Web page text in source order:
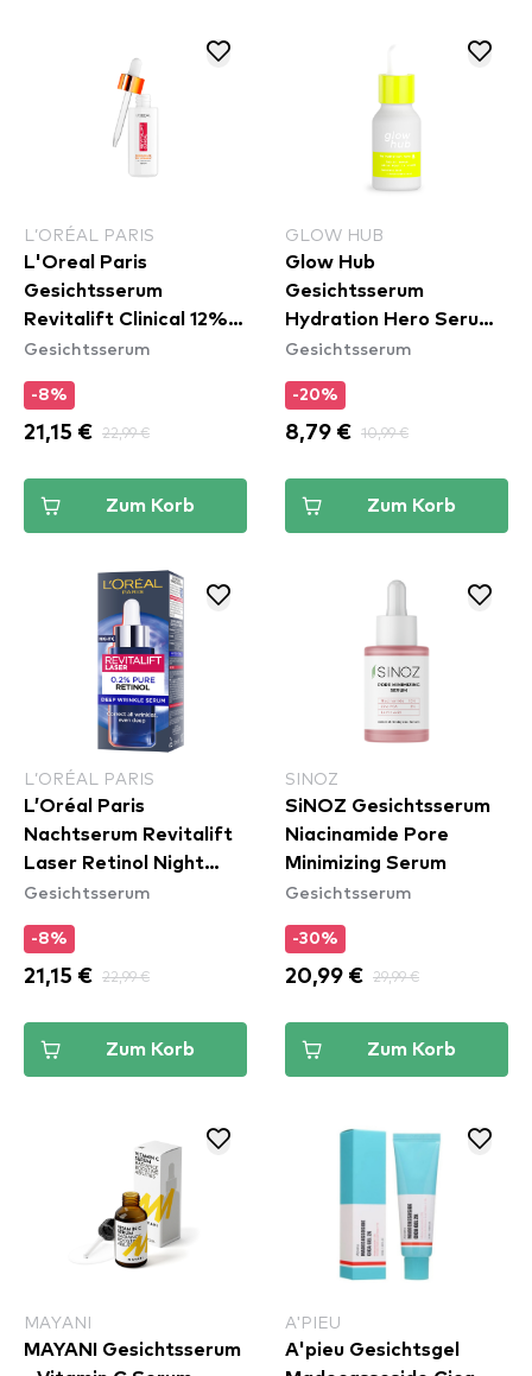
L’ORÉAL PARIS
L'Oreal Paris
Gesichtsserum
Revitalift Clinical 12%
Pure Vitamin C Face
Gesichtsserum
-8%
21,15 € 22,99 €
Zum Korb
GLOW HUB
Glow Hub
Gesichtsserum
Hydration Hero Serum -
Mini
Gesichtsserum
-20%
8,79 € 10,99 €
Zum Korb
L’ORÉAL PARIS
L’Oréal Paris
Nachtserum Revitalift
Laser Retinol Night
Serum
Gesichtsserum
-8%
21,15 € 22,99 €
Zum Korb
SINOZ
SiNOZ Gesichtsserum
Niacinamide Pore
Minimizing Serum
Gesichtsserum
-30%
20,99 € 29,99 €
Zum Korb
MAYANI
MAYANI Gesichtsserum
A'PIEU
A'pieu Gesichtsgel